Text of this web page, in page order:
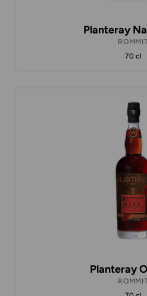
Planteray
70 cl
Planteray